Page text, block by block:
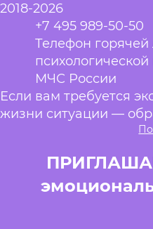
2018-2026
+7 495 989-50-50
Телефон
МЧС России
Если вам требуется
жизни ситуации —